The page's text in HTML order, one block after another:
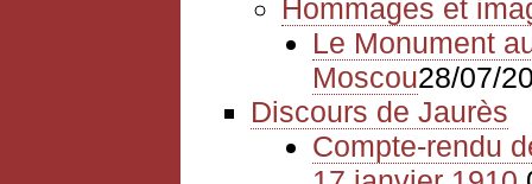
Hommages et
Le Monument
Moscou28/07/
Discours de Jaurès
Compte-rendu